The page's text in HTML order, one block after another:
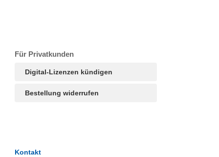
Für Privatkunden
Digital-Lizenzen kündigen
Bestellung widerrufen
Kontakt